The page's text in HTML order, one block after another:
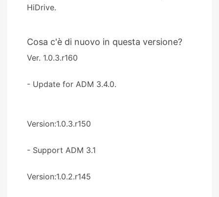
HiDrive.
Cosa c'è di nuovo in questa versione?
Ver. 1.0.3.r160
- Update for ADM 3.4.0.
Version:1.0.3.r150
- Support ADM 3.1
Version:1.0.2.r145